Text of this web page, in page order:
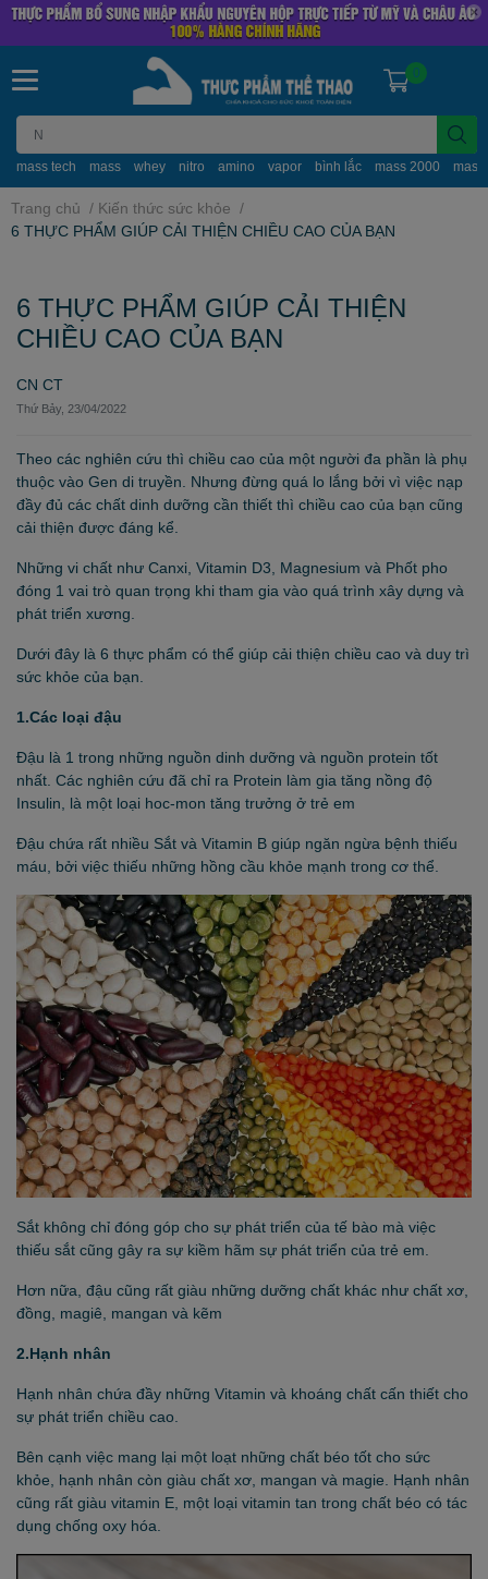
mass tech mass whey nitro amino vapor bình lắc mass 2000
0
Trang chủ / Kiến thức sức khỏe /
6 THỰC PHẨM GIÚP CẢI THIỆN CHIỀU CAO CỦA BẠN
6 THỰC PHẨM GIÚP CẢI THIỆN
CHIỀU CAO CỦA BẠN
CN CT
Thứ Bảy, 23/04/2022
Theo các nghiên cứu thì chiều cao của một người đa phần là phụ
thuộc vào Gen di truyền. Nhưng đừng quá lo lắng bởi vì việc nạp
đầy đủ các chất dinh dưỡng cần thiết thì chiều cao của bạn cũng
cải thiện được đáng kể.
Những vi chất như Canxi, Vitamin D3, Magnesium và Phốt pho
đóng 1 vai trò quan trọng khi tham gia vào quá trình xây dựng và
phát triển xương.
Dưới đây là 6 thực phẩm có thể giúp cải thiện chiều cao và duy trì
sức khỏe của bạn.
1.Các loại đậu
Đậu là 1 trong những nguồn dinh dưỡng và nguồn protein tốt
nhất. Các nghiên cứu đã chỉ ra Protein làm gia tăng nồng độ
Insulin, là một loại hoc-mon tăng trưởng ở trẻ em
Đậu chứa rất nhiều Sắt và Vitamin B giúp ngăn ngừa bệnh thiếu
máu, bởi việc thiếu những hồng cầu khỏe mạnh trong cơ thể.
Sắt không chỉ đóng góp cho sự phát triển của tế bào mà việc
thiếu sắt cũng gây ra sự kiềm hãm sự phát triển của trẻ em.
Hơn nữa, đậu cũng rất giàu những dưỡng chất khác như chất xơ,
đồng, magiê, mangan và kẽm
2.Hạnh nhân
Hạnh nhân chứa đầy những Vitamin và khoáng chất cấn thiết cho
sự phát triển chiều cao.
Bên cạnh việc mang lại một loạt những chất béo tốt cho sức
khỏe, hạnh nhân còn giàu chất xơ, mangan và magie. Hạnh nhân
cũng rất giàu vitamin E, một loại vitamin tan trong chất béo có tác
dụng chống oxy hóa.